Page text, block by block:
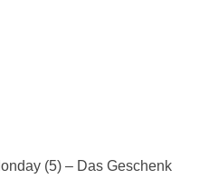
(5) – Das Geschenk